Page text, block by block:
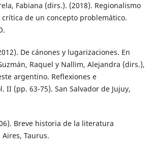
Fabiana (dirs.). (2018). Regionalismo
de un concepto problemático.
De cánones y lugarizaciones. En
Raquel y Nallim, Alejandra (dirs.),
argentino. Reflexiones e
II (pp. 63-75). San Salvador de Jujuy,
Breve historia de la literatura
Taurus.